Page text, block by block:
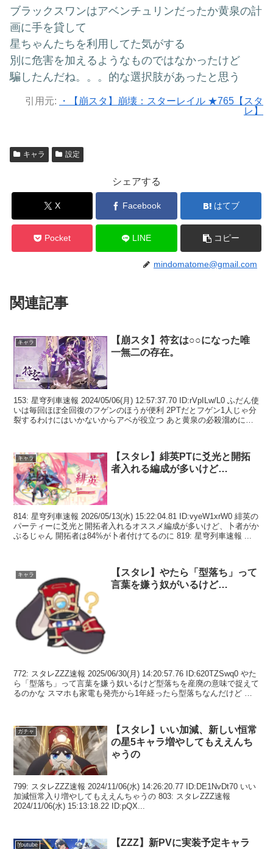
ブラックスワンはアベンチュリンだったか黄泉の計
画に手を貸して
星ちゃんたちを利用してた気がする
別に危害を加えるようなものではなかったけど
騙したんだね。。。的な選択肢があったと思う
引用元:
・【崩スタ】崩壊：スターレイル ★765【スタ
レ】
キャラ 設定
シェアする
X Facebook はてブ
Pocket LINE コピー
mindomatome@gmail.com
関連記事
キャラ
【崩スタ】符玄は○○になった唯
一無二の存在。
153: 星穹列車速報 2024/05/06(月) 12:57:37.70 ID:rVpILw/L0 ふだん使
いは毎回ほぼ全回復のフゲンのほうが便利 2PTだとフゲン1人じゃ分
裂するわけにはいかないからアベが役立つ あと黄泉の必殺溜めには
キャラ
【スタレ】緋英PTに爻光と開拓
者入れる編成が多いけど…
814: 星穹列車速報 2026/05/13(水) 15:22:04.81 ID:vyeW1xrW0 緋英の
パーティーに爻光と開拓者入れるオススメ編成が多いけど、卜者がか
ぶるじゃん 開拓者は84%が卜者付けてるのに 819: 星穹列車速報 ...
キャラ
【スタレ】やたら「型落ち」って
言葉を嫌う奴がいるけど…
772: スタレZZZ速報 2025/06/30(月) 14:20:57.76 ID:620TZSwq0 やた
ら「型落ち」って言葉を嫌う奴いるけど型落ちを産廃の意味で捉えて
るのかな スマホも家電も発売から1年経ったら型落ちなんだけど 別
ガチャ
【スタレ】いい加減、新しい恒常
の星5キャラ増やしてもええんち
ゃうの
799: スタレZZZ速報 2024/11/06(水) 14:26:20.77 ID:DE1NvDt70 いい
加減恒常入り増やしてもええんちゃうの 803: スタレZZZ速報
2024/11/06(水) 15:13:18.22 ID:pQX...
Youtube
【ZZZ】新PVに実装予定キャラ